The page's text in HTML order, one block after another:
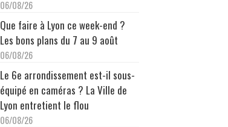
06/08/26
Que faire à Lyon ce week-end ?
Les bons plans du 7 au 9 août
06/08/26
Le 6e arrondissement est-il sous-
équipé en caméras ? La Ville de
Lyon entretient le flou
06/08/26